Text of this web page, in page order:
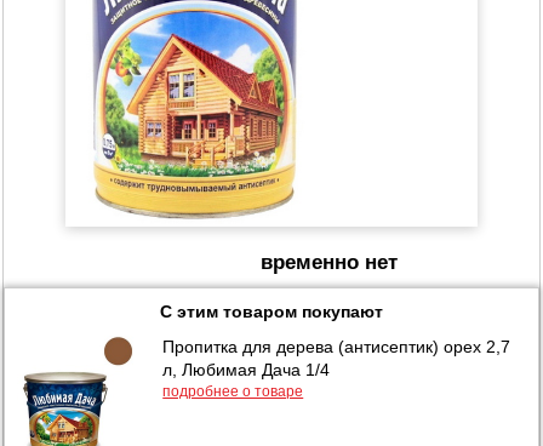
временно нет
С этим товаром покупают
Пропитка для дерева (антисептик) орех 2,7
л, Любимая Дача 1/4
подробнее о товаре